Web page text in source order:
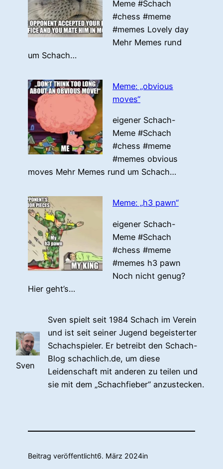
Meme #Schach
#chess #meme
#memes Lovely day
Mehr Memes rund
um Schach…
Meme: „obvious
moves“
eigener Schach-
Meme #Schach
#chess #meme
#memes obvious
moves Mehr Memes rund um Schach…
Meme: „h3 pawn“
eigener Schach-
Meme #Schach
#chess #meme
#memes h3 pawn
Noch nicht genug?
Hier geht’s…
Sven
Sven spielt seit 1984 Schach im Verein
und ist seit seiner Jugend begeisterter
Schachspieler. Er betreibt den Schach-
Blog schachlich.de, um diese
Leidenschaft mit anderen zu teilen und
sie mit dem „Schachfieber“ anzustecken.
Beitrag veröffentlicht6. März 2024in